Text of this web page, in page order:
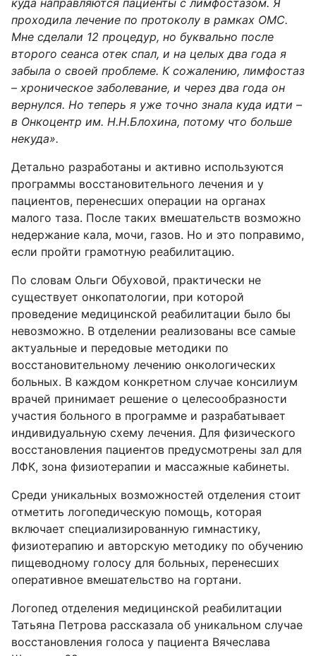
куда направляются пациенты с лимфостазом. Я
проходила лечение по протоколу в рамках ОМС.
Мне сделали 12 процедур, но буквально после
второго сеанса отек спал, и на целых два года я
забыла о своей проблеме. К сожалению, лимфостаз
– хроническое заболевание, и через два года он
вернулся. Но теперь я уже точно знала куда идти –
в Онкоцентр им. Н.Н.Блохина, потому что больше
некуда».
Детально разработаны и активно используются
программы восстановительного лечения и у
пациентов, перенесших операции на органах
малого таза. После таких вмешательств возможно
недержание кала, мочи, газов. Но и это поправимо,
если пройти грамотную реабилитацию.
По словам Ольги Обуховой, практически не
существует онкопатологии, при которой
проведение медицинской реабилитации было бы
невозможно. В отделении реализованы все самые
актуальные и передовые методики по
восстановительному лечению онкологических
больных. В каждом конкретном случае консилиум
врачей принимает решение о целесообразности
участия больного в программе и разрабатывает
индивидуальную схему лечения. Для физического
восстановления пациентов предусмотрены зал для
ЛФК, зона физиотерапии и массажные кабинеты.
Среди уникальных возможностей отделения стоит
отметить логопедическую помощь, которая
включает специализированную гимнастику,
физиотерапию и авторскую методику по обучению
пищеводному голосу для больных, перенесших
оперативное вмешательство на гортани.
Логопед отделения медицинской реабилитации
Татьяна Петрова рассказала об уникальном случае
восстановления голоса у пациента Вячеслава